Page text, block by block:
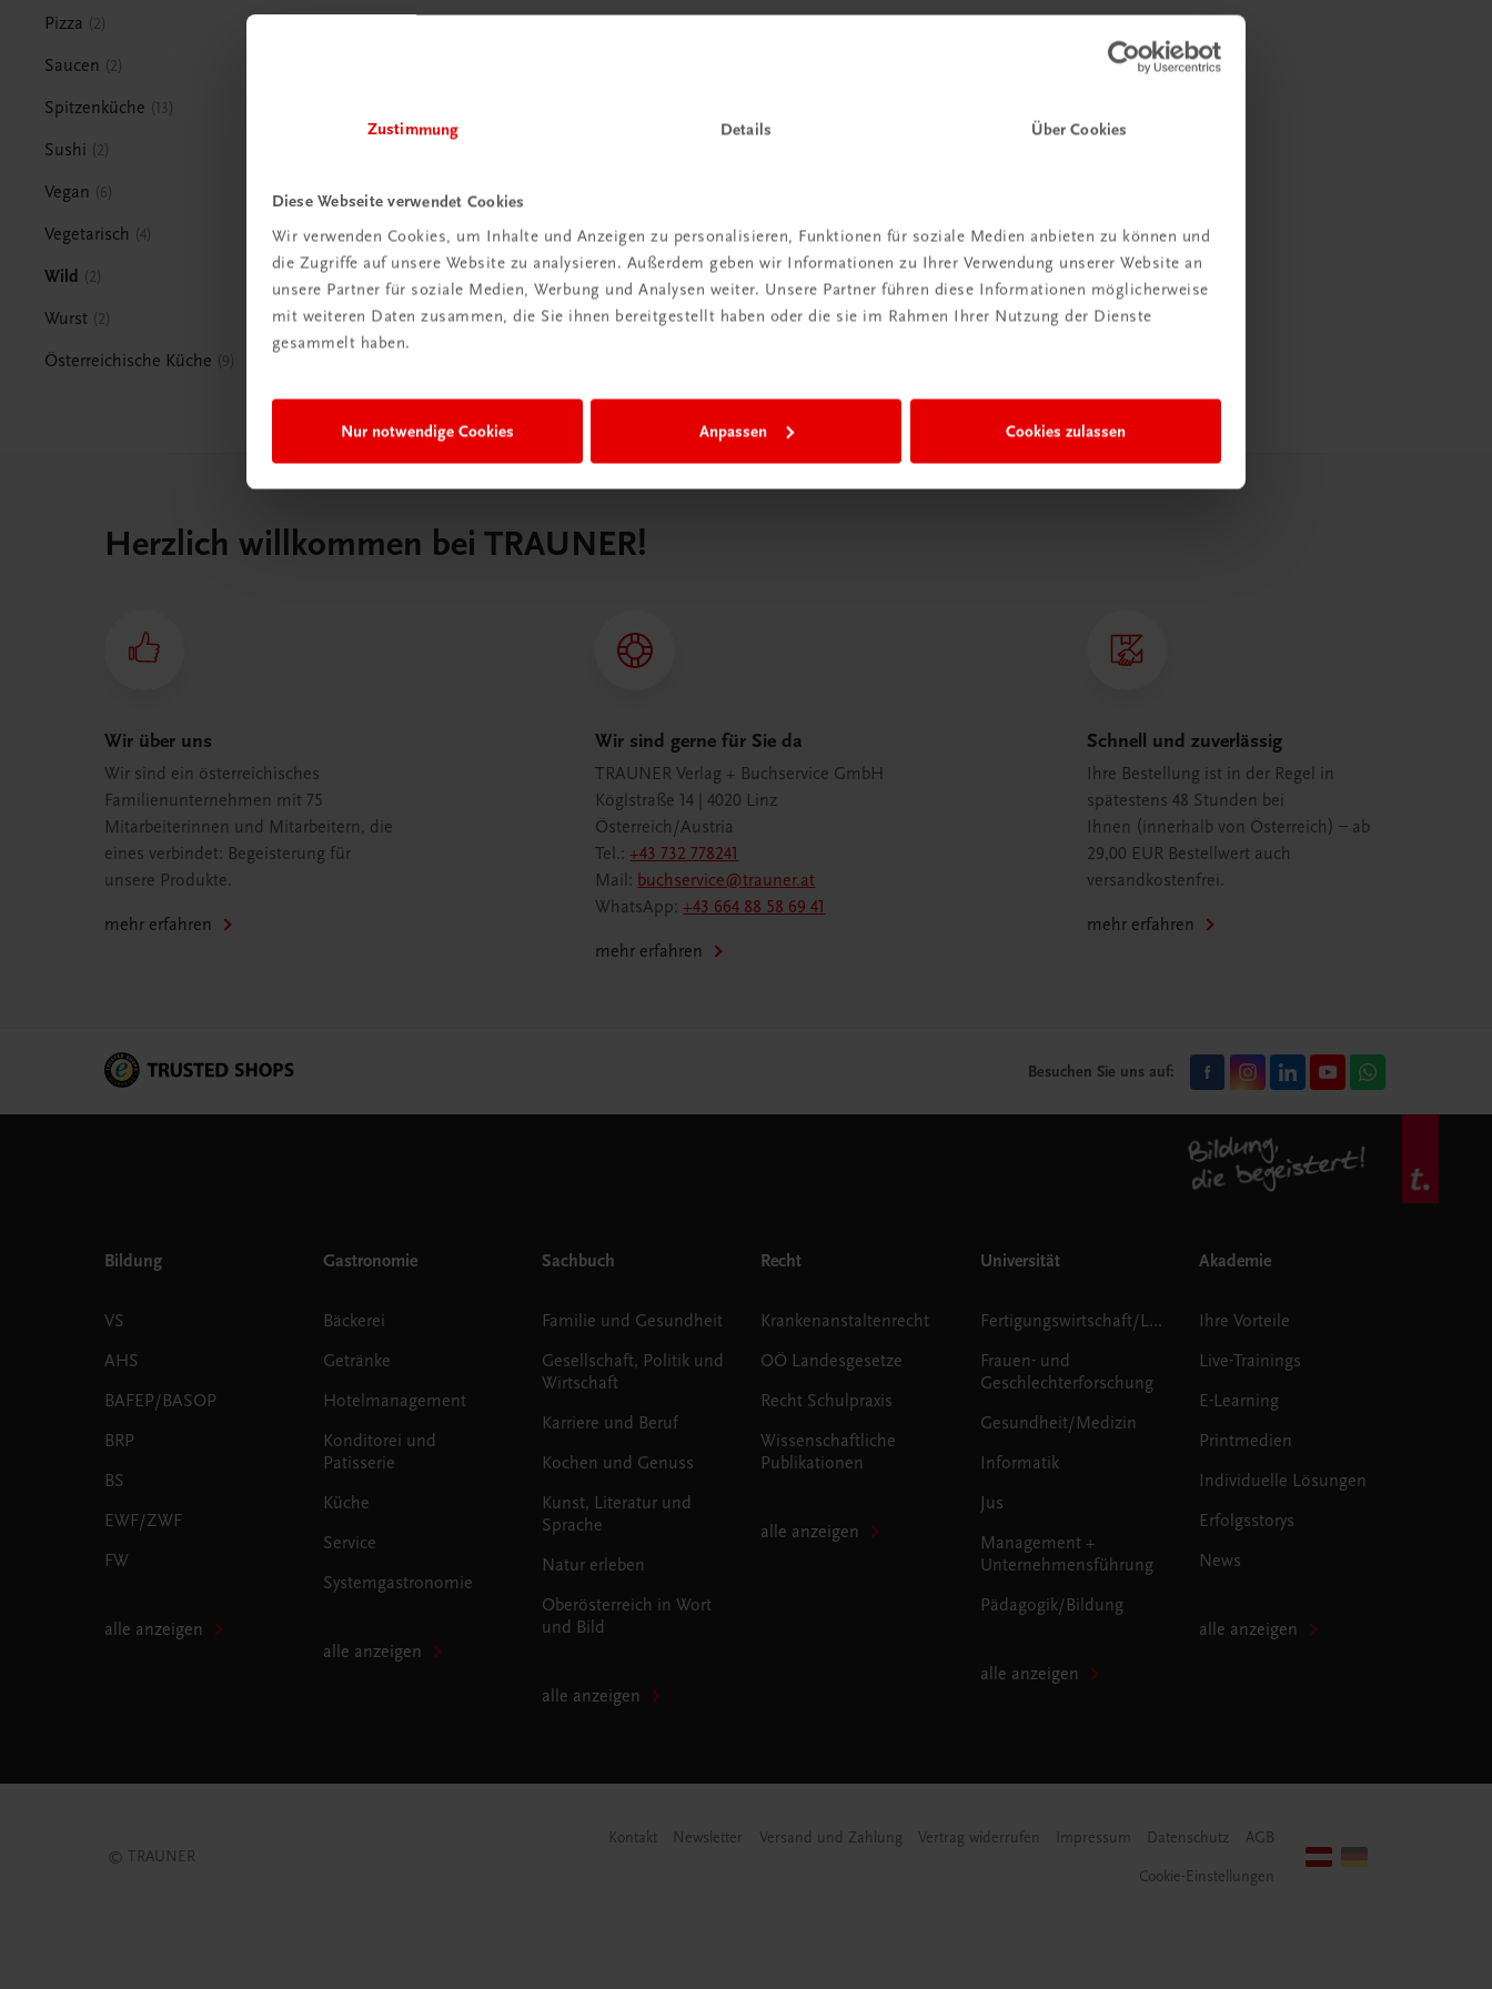
Zustimmung Details Über Cookies
Diese Webseite verwendet Cookies
Wir verwenden Cookies, um Inhalte und Anzeigen zu personalisieren, Funktionen für soziale Medien anbieten zu können und
die Zugriffe auf unsere Website zu analysieren. Außerdem geben wir Informationen zu Ihrer Verwendung unserer Website an
unsere Partner für soziale Medien, Werbung und Analysen weiter. Unsere Partner führen diese Informationen möglicherweise
mit weiteren Daten zusammen, die Sie ihnen bereitgestellt haben oder die sie im Rahmen Ihrer Nutzung der Dienste
gesammelt haben.
Nur notwendige Cookies Anpassen Cookies zulassen
Pizza 2
Saucen 2
Spitzenküche 13
Sushi 2
Vegan 6
Vegetarisch 4
Wild 2
Wurst 2
Österreichische Küche 9
Herzlich willkommen bei TRAUNER!
Wir über uns
Wir sind ein österreichisches
Familienunternehmen mit 75
Mitarbeiterinnen und Mitarbeitern, die
eines verbindet: Begeisterung für
unsere Produkte.
mehr erfahren
Wir sind gerne für Sie da
TRAUNER Verlag + Buchservice GmbH
Köglstraße 14 | 4020 Linz
Österreich/Austria
Tel.:+43 732 778241
Mail: buchservice@trauner.at
WhatsApp:+43 664 88 58 69 41
mehr erfahren
Schnell und zuverlässig
Ihre Bestellung ist in der Regel in
spätestens 48 Stunden bei
Ihnen (innerhalb von Österreich) – ab
29,00 EUR Bestellwert auch
versandkostenfrei.
mehr erfahren
Besuchen Sie uns auf:
Bildung
VS
AHS
BAFEP/BASOP
BRP
BS
EWF/ZWF
FW
alle anzeigen
Gastronomie
Bäckerei
Getränke
Hotelmanagement
Konditorei und
Patisserie
Küche
Service
Systemgastronomie
alle anzeigen
Sachbuch
Familie und Gesundheit
Gesellschaft, Politik und
Wirtschaft
Karriere und Beruf
Kochen und Genuss
Kunst, Literatur und
Sprache
Natur erleben
Oberösterreich in Wort
und Bild
alle anzeigen
Recht
Krankenanstaltenrecht
OÖ Landesgesetze
Recht Schulpraxis
Wissenschaftliche
Publikationen
alle anzeigen
Universität
Fertigungswirtschaft/Logistik
Frauen- und
Geschlechterforschung
Gesundheit/Medizin
Informatik
Jus
Management +
Unternehmensführung
Pädagogik/Bildung
alle anzeigen
Akademie
Ihre Vorteile
Live-Trainings
E-Learning
Printmedien
Individuelle Lösungen
Erfolgsstorys
News
alle anzeigen
© TRAUNER
Kontakt Newsletter Versand und Zahlung Vertrag widerrufen Impressum Datenschutz AGB
Cookie-Einstellungen